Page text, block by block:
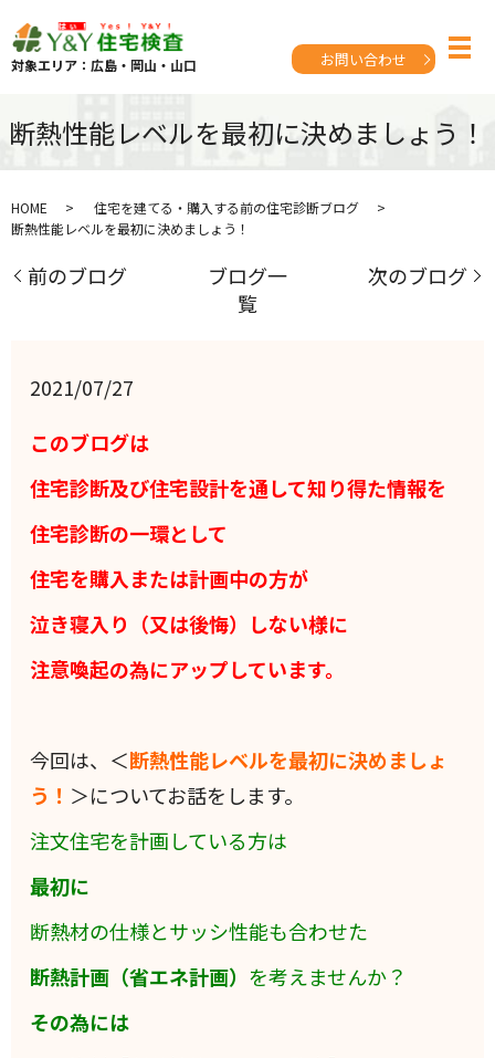
対象エリア：広島・岡山・山口 お問い合わせ
断熱性能レベルを最初に決めましょう！
HOME
住宅を建てる・購入する前の住宅診断ブログ
断熱性能レベルを最初に決めましょう！
前のブログ
ブログ一
覧
次のブログ
2021/07/27
このブログは
住宅診断及び住宅設計を通して知り得た情報を
住宅診断の一環として
住宅を購入または計画中の方が
泣き寝入り（又は後悔）しない様に
注意喚起の為にアップしています。
今回は、＜断熱性能レベルを最初に決めましょ
う！ ＞についてお話をします。
注文住宅を計画している方は
最初に
断熱材の仕様とサッシ性能も合わせた
断熱計画（省エネ計画） を考えませんか？
その為には